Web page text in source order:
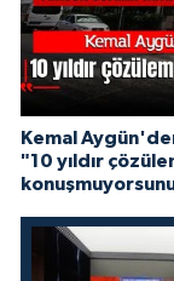
Kemal
"10 yıldır